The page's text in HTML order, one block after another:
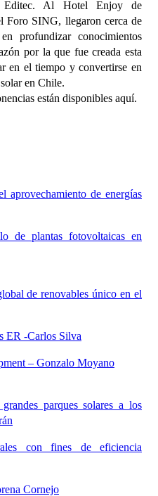
Al Hotel Enjoy de
Foro SING, llegaron cerca de
profundizar conocimientos
por la que fue creada esta
en el tiempo y convertirse en
en Chile.
están disponibles aquí.
aprovechamiento de energías
de plantas fotovoltaicas en
de renovables único en el
ER -Carlos Silva
– Gonzalo Moyano
parques solares a los
con fines de eficiencia
Cornejo